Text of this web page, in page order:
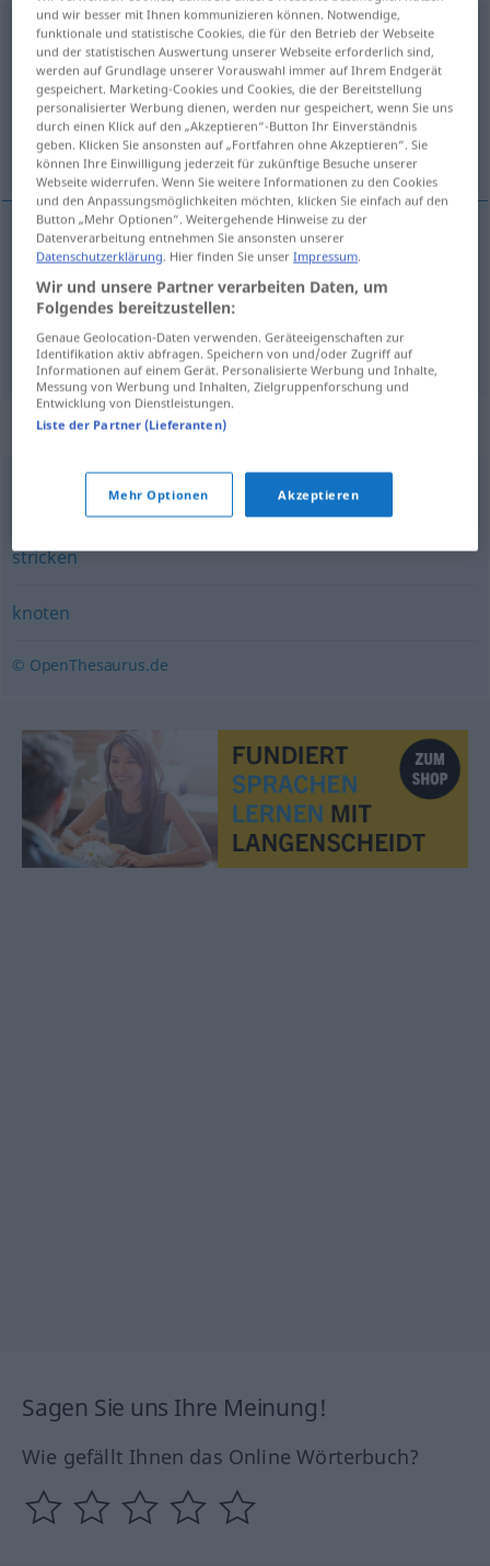
knüpfen
Übersicht aller Übersetzungen
(Für mehr Details die Übersetzung anklicken/antippen)
aanknopen, knopen, binden
knopen, (ver)binden knüpfen
aanknopen knüpfenBande
Synonyme für "knüpfen"
wirken,spinnen, flechten
stricken
knoten
© OpenThesaurus.de
Sagen Sie uns Ihre Meinung!
Wie gefällt Ihnen das Online Wörterbuch?
und wir besser mit Ihnen kommunizieren können. Notwendige,
funktionale und statistische Cookies, die für den Betrieb der Webseite
und der statistischen Auswertung unserer Webseite erforderlich sind,
werden auf Grundlage unserer Vorauswahl immer auf Ihrem Endgerät
gespeichert. Marketing-Cookies und Cookies, die der Bereitstellung
personalisierter Werbung dienen, werden nur gespeichert, wenn Sie uns
durch einen Klick auf den „Akzeptieren“-Button Ihr Einverständnis
geben. Klicken Sie ansonsten auf „Fortfahren ohne Akzeptieren“. Sie
können Ihre Einwilligung jederzeit für zukünftige Besuche unserer
Webseite widerrufen. Wenn Sie weitere Informationen zu den Cookies
und den Anpassungsmöglichkeiten möchten, klicken Sie einfach auf den
Button „Mehr Optionen“. Weitergehende Hinweise zu der
Datenverarbeitung entnehmen Sie ansonsten unserer
Datenschutzerklärung. Hier finden Sie unserImpressum.
Wir und unsere Partner verarbeiten Daten, um
Folgendes bereitzustellen:
Genaue Geolocation-Daten verwenden. Geräteeigenschaften zur
Identifikation aktiv abfragen. Speichern von und/oder Zugriff auf
Informationen auf einem Gerät. Personalisierte Werbung und Inhalte,
Messung von Werbung und Inhalten, Zielgruppenforschung und
Entwicklung von Dienstleistungen.
Liste der Partner (Lieferanten)
Mehr Optionen Akzeptieren